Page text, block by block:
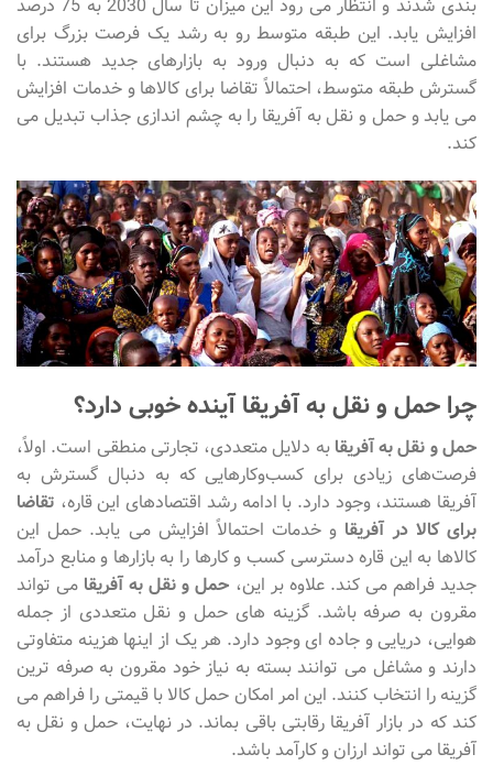
بندی شدند و انتظار می رود این میزان تا سال 2030 به 75 درصد
افزایش یابد. این طبقه متوسط رو به رشد یک فرصت بزرگ برای
مشاغلی است که به دنبال ورود به بازارهای جدید هستند. با
گسترش طبقه متوسط، احتمالاً تقاضا برای کالاها و خدمات افزایش
می یابد و حمل و نقل به آفریقا را به چشم اندازی جذاب تبدیل می
کند.
چرا حمل و نقل به آفریقا آینده خوبی دارد؟
حمل و نقل به آفریقا به دلایل متعددی، تجارتی منطقی است. اولاً،
فرصت‌های زیادی برای کسب‌وکارهایی که به دنبال گسترش به
آفریقا هستند، وجود دارد. با ادامه رشد اقتصادهای این قاره، تقاضا
برای کالا در آفریقا و خدمات احتمالاً افزایش می یابد. حمل این
کالاها به این قاره دسترسی کسب و کارها را به بازارها و منابع درآمد
جدید فراهم می کند. علاوه بر این، حمل و نقل به آفریقا می تواند
مقرون به صرفه باشد. گزینه های حمل و نقل متعددی از جمله
هوایی، دریایی و جاده ای وجود دارد. هر یک از اینها هزینه متفاوتی
دارند و مشاغل می توانند بسته به نیاز خود مقرون به صرفه ترین
گزینه را انتخاب کنند. این امر امکان حمل کالا با قیمتی را فراهم می
کند که در بازار آفریقا رقابتی باقی بماند. در نهایت، حمل و نقل به
آفریقا می تواند ارزان و کارآمد باشد.